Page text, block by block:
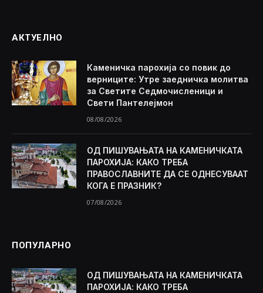
АКТУЕЛНО
Каменичка парохија со повик до
верниците: Утре заедничка молитва
за Светите Седмочисленици и
Свети Пантелејмон
08/08/2026
ОД ПИШУВАЊАТА НА КАМЕНИЧКАТА
ПАРОХИЈА: КАКО ТРЕБА
ПРАВОСЛАВНИТЕ ДА СЕ ОДНЕСУВААТ
КОГА Е ПРАЗНИК?
07/08/2026
ПОПУЛАРНО
ОД ПИШУВАЊАТА НА КАМЕНИЧКАТА
ПАРОХИЈА: КАКО ТРЕБА